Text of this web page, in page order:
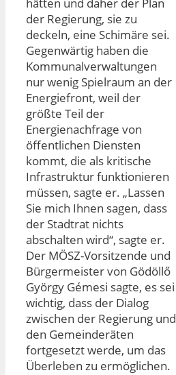
hätten und daher der Plan
der Regierung, sie zu
deckeln, eine Schimäre sei.
Gegenwärtig haben die
Kommunalverwaltungen
nur wenig Spielraum an der
Energiefront, weil der
größte Teil der
Energienachfrage von
öffentlichen Diensten
kommt, die als kritische
Infrastruktur funktionieren
müssen, sagte er. „Lassen
Sie mich Ihnen sagen, dass
der Stadtrat nichts
abschalten wird“, sagte er.
Der MÖSZ-Vorsitzende und
Bürgermeister von Gödöllő
György Gémesi sagte, es sei
wichtig, dass der Dialog
zwischen der Regierung und
den Gemeinderäten
fortgesetzt werde, um das
Überleben zu ermöglichen.